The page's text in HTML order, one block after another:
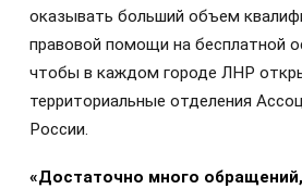
оказывать больший объем
правовой помощи на бесплатной
чтобы в каждом городе ЛНР
территориальные отделения
России.
«Достаточно много